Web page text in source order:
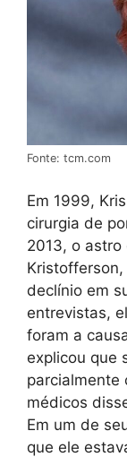
Fonte: tcm.com
Em 1999,
cirurgia de
2013, o astro
declínio em
entrevistas,
foram a
explicou que
parcialmente
médicos
Em um de
que ele